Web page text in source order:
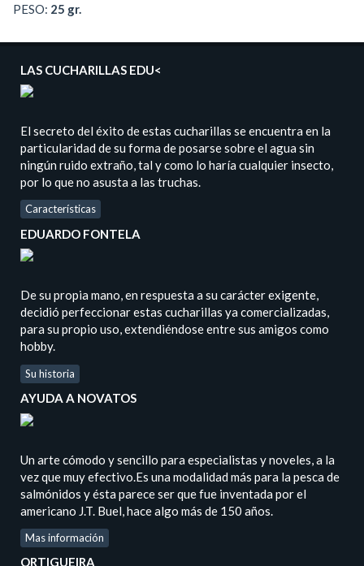
PESO: 25 gr.
LAS CUCHARILLAS EDU<
El secreto del éxito de estas cucharillas se encuentra en la
particularidad de su forma de posarse sobre el agua sin
ningún ruido extraño, tal y como lo haría cualquier insecto,
por lo que no asusta a las truchas.
Características
EDUARDO FONTELA
De su propia mano, en respuesta a su carácter exigente,
decidió perfeccionar estas cucharillas ya comercializadas,
para su propio uso, extendiéndose entre sus amigos como
hobby.
Su historia
AYUDA A NOVATOS
Un arte cómodo y sencillo para especialistas y noveles, a la
vez que muy efectivo.Es una modalidad más para la pesca de
salmónidos y ésta parece ser que fue inventada por el
americano J.T. Buel, hace algo más de 150 años.
Mas información
ORTIGUEIRA